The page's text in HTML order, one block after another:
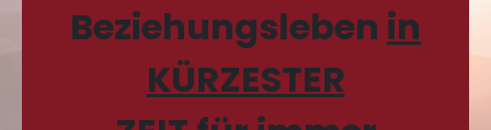
Beziehungsleben in
KÜRZESTER